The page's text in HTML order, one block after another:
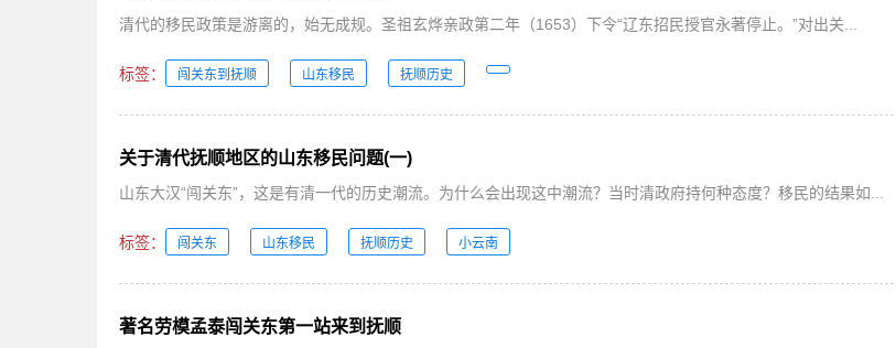
清代的移民政策是游离的，始无成规。圣祖玄烨亲政第二年（1653）下令“辽东招民授官永著停止。”对出关...
标签： 闯关东到抚顺 山东移民 抚顺历史
关于清代抚顺地区的山东移民问题(一)
山东大汉“闯关东”，这是有清一代的历史潮流。为什么会出现这中潮流？当时清政府持何种态度？移民的结果如...
标签： 闯关东 山东移民 抚顺历史 小云南
著名劳模孟泰闯关东第一站来到抚顺